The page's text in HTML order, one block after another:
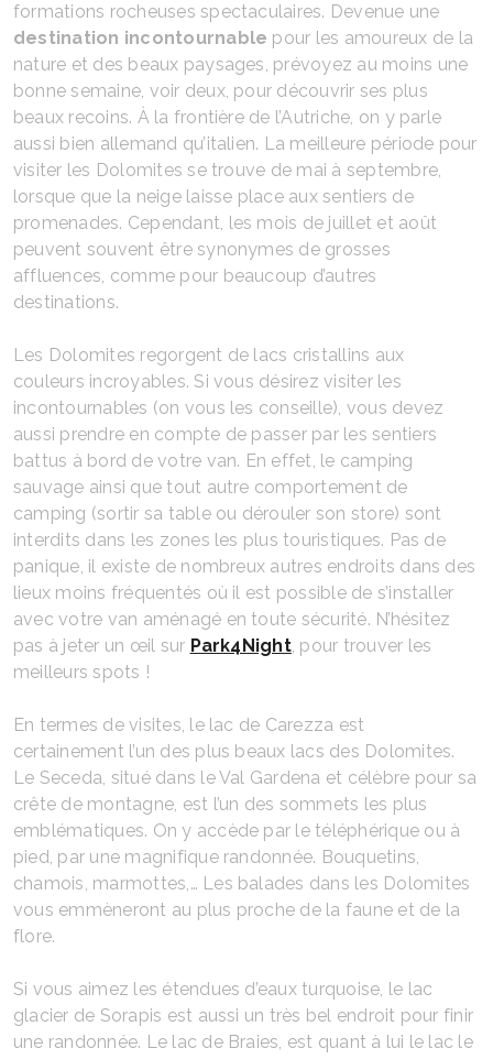
formations rocheuses spectaculaires. Devenue une
destination incontournable pour les amoureux de la
nature et des beaux paysages, prévoyez au moins une
bonne semaine, voir deux, pour découvrir ses plus
beaux recoins. À la frontière de l’Autriche, on y parle
aussi bien allemand qu’italien. La meilleure période pour
visiter les Dolomites se trouve de mai à septembre,
lorsque que la neige laisse place aux sentiers de
promenades. Cependant, les mois de juillet et août
peuvent souvent être synonymes de grosses
affluences, comme pour beaucoup d’autres
destinations.
Les Dolomites regorgent de lacs cristallins aux
couleurs incroyables. Si vous désirez visiter les
incontournables (on vous les conseille), vous devez
aussi prendre en compte de passer par les sentiers
battus à bord de votre van. En effet, le camping
sauvage ainsi que tout autre comportement de
camping (sortir sa table ou dérouler son store) sont
interdits dans les zones les plus touristiques. Pas de
panique, il existe de nombreux autres endroits dans des
lieux moins fréquentés où il est possible de s’installer
avec votre van aménagé en toute sécurité. N’hésitez
pas à jeter un œil sur Park4Night, pour trouver les
meilleurs spots !
En termes de visites, le lac de Carezza est
certainement l’un des plus beaux lacs des Dolomites.
Le Seceda, situé dans le Val Gardena et célèbre pour sa
crête de montagne, est l’un des sommets les plus
emblématiques. On y accède par le téléphérique ou à
pied, par une magnifique randonnée. Bouquetins,
chamois, marmottes,… Les balades dans les Dolomites
vous emmèneront au plus proche de la faune et de la
flore.
Si vous aimez les étendues d’eaux turquoise, le lac
glacier de Sorapis est aussi un très bel endroit pour finir
une randonnée. Le lac de Braies, est quant à lui le lac le